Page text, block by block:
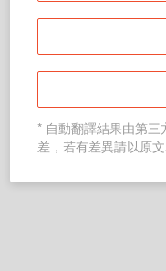
* 自動翻譯結果由第
差，若有差異請以原文